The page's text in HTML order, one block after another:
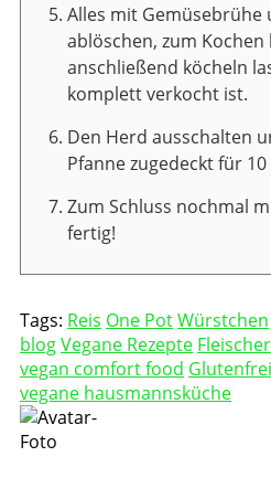
Alles mit Gemüsebrühe
ablöschen, zum
anschließend köcheln
komplett verkocht ist.
Den Herd ausschalten
Pfanne zugedeckt für
Zum Schluss nochmal
fertig!
Tags: Reis One PotWürstchen
blogVegane Rezepte
vegan comfort food Glutenfrei
vegane hausmannsküche